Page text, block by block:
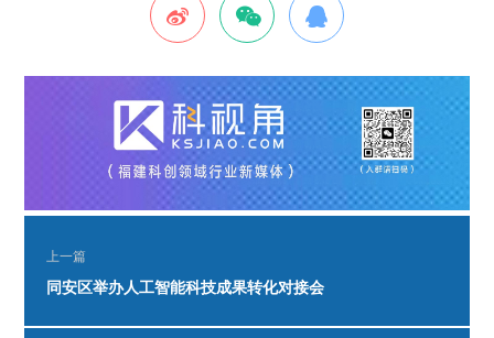
上一篇
同安区举办人工智能科技成果转化对接会